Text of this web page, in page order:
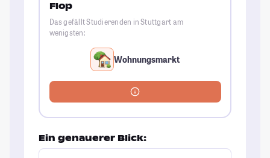
Flop
Das gefällt Studierenden in Stuttgart am
wenigsten:
Wohnungsmarkt
Ein genauerer Blick: